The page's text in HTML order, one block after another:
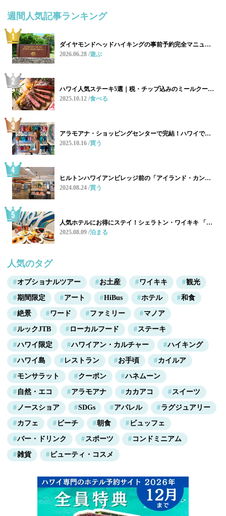
週間人気記事ランキング
ダイヤモンドヘッドハイキングの事前予約完全マニュ…
2026.06.28 遊ぶ
ハワイ人気ステーキ5選｜税・チップ込みのミールクー…
2025.10.12 食べる
アラモアナ・ショッピングセンターで完結！ハワイで…
2025.10.16 買う
ヒルトンハワイアンビレッジ前の「アイランド・カン…
2024.08.24 買う
人気ホテルにお得にステイ！シェラトン・ワイキキ 「…
2025.08.09 泊まる
人気のタグ
オプショナルツアー お土産 ワイキキ 観光
期間限定 アート HiBus ホテル 和食
絶景 ワード ファミリー マノア
ルックJTB ローカルフード ステーキ
ハワイ限定 ハワイアン・カルチャー ハイキング
ハワイ島 レストラン お手頃 カイルア
モンサラット クーポン ハネムーン
自然・エコ アラモアナ カカアコ スイーツ
ノースショア SDGs アパレル ラグジュアリー
カフェ ビーチ 朝食 ビュッフェ
バー・ドリンク スポーツ コンドミニアム
雑貨 ビューティ・コスメ